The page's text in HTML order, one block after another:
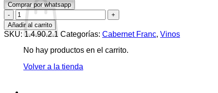
No hay productos en el carrito.
Volver a la tienda
Comprar por whatsapp
Reserva
Cabernet
Franc
750
Ml.
cantidad
Añadir al carrito
SKU:1.4.90.2.1 Categorías: Cabernet Franc, Vinos